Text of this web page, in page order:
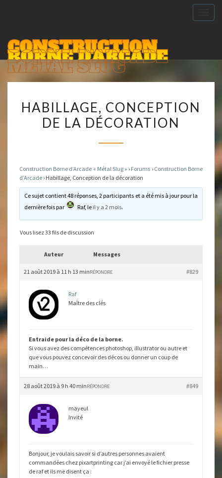
CONSTRUCTION
BORNE D'ARCADE
METAL SLUG
CONCEPTION
DE
HABILLAGE, CONCEPTION
DE LA DÉCORATION
Construction Borne d’Arcade « Métal Slug » › Forums › Construction Borne
d’Arcade › Habillage, Conception de la décoration
Ce sujet contient 48 réponses, 2 participants et a été mis à jour pour la
dernière fois par
Raf, le il y a 2 mois.
Vous lisez 33 fils de discussion
Auteur Messages
21 août 2019 à 11 h 13 min #829
RÉPONDRE
Raf
Maître des clés
Entraide pour la déco de la borne.
Si vous avez des compétences photoshop, illustrator ou autre et
que vous pouvez concevoir des décos ou donner un coup de
main…
28 août 2019 à 9 h 40 min #849
RÉPONDRE
mayeul
Invité
Bonjour, je voulais savoir si d’autres personnes avaient
commandées chez pixartprinting car j’ai envoyé le fichier presse
de raf et ils me disent ça :